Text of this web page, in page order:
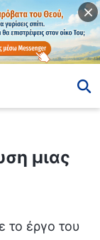
μιας
το έργο του